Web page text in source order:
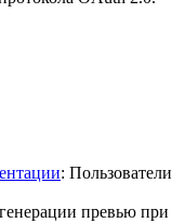
: Пользователи
превью при